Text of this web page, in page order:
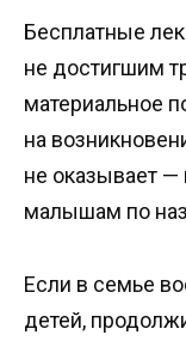
Бесплатные
не достигшим
материальное
на
не оказывает
малышам по
Если в семье
детей,